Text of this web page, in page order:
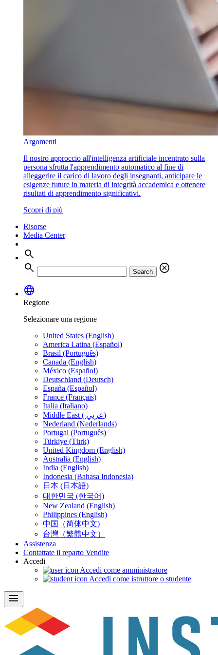
Argomenti
Il nostro approccio all'intelligenza artificiale incentrato sulla
persona sfrutta l'apprendimento automatico al fine di
alleggerire il carico di lavoro degli insegnanti, anticipare le
esigenze future in materia di integrità accademica e ottenere
risultati di apprendimento significativi.
Scopri di più
Risorse
Media Center
search
search
Search
cancel
language
Regione
Selezionare una regione
United States (English)
America Latina (Español)
Brasil (Português)
Canada (English)
México (Español)
Deutschland (Deutsch)
España (Español)
France (Français)
Italia (Italiano)
Middle East ( عربي)
Nederland (Nederlands)
Portugal (Português)
Türkiye (Türk)
United Kingdom (English)
Australia (English)
India (English)
Indonesia (Bahasa Indonesia)
日本 (日本語)
대한민국 (한국어)
New Zealand (English)
Philippines (English)
中国（简体中文)
台灣（繁體中文）
Assistenza
Contattate il reparto Vendite
Accedi
Accedi come amministratore
Accedi come istruttore o studente
menu